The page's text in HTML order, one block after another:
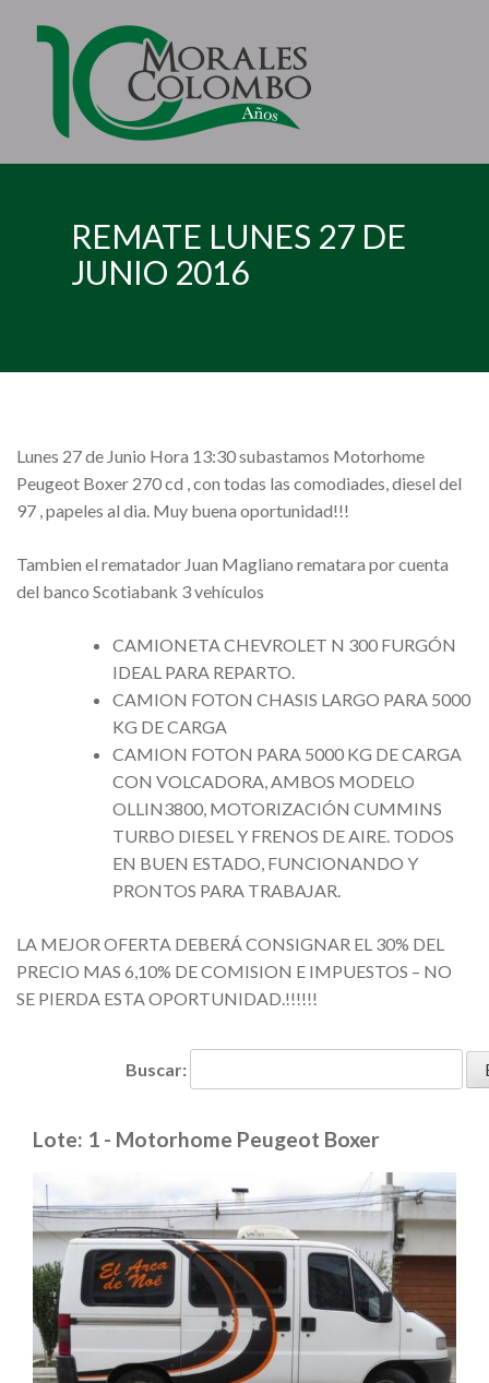
REMATE LUNES 27 DE
JUNIO 2016
Lunes 27 de Junio Hora 13:30 subastamos Motorhome
Peugeot Boxer 270 cd , con todas las comodiades, diesel del
97 , papeles al dia. Muy buena oportunidad!!!
Tambien el rematador Juan Magliano rematara por cuenta
del banco Scotiabank 3 vehículos
CAMIONETA CHEVROLET N 300 FURGÓN
IDEAL PARA REPARTO.
CAMION FOTON CHASIS LARGO PARA 5000
KG DE CARGA
CAMION FOTON PARA 5000 KG DE CARGA
CON VOLCADORA, AMBOS MODELO
OLLIN3800, MOTORIZACIÓN CUMMINS
TURBO DIESEL Y FRENOS DE AIRE. TODOS
EN BUEN ESTADO, FUNCIONANDO Y
PRONTOS PARA TRABAJAR.
LA MEJOR OFERTA DEBERÁ CONSIGNAR EL 30% DEL
PRECIO MAS 6,10% DE COMISION E IMPUESTOS – NO
SE PIERDA ESTA OPORTUNIDAD.!!!!!!
Buscar:
Lote: 1 - Motorhome Peugeot Boxer